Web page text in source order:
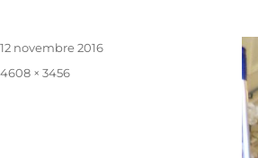
Publié
12 novembre 2016
Taille
4608 × 3456